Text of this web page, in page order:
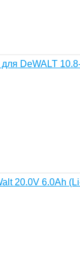
DeWALT
20.0V 6.0Ah